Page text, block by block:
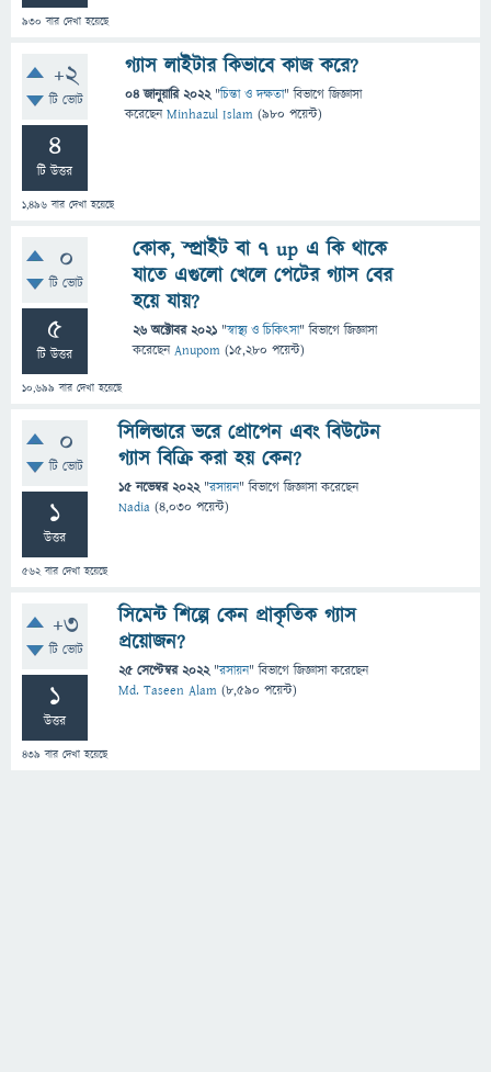
930 বার দেখা হয়েছে
+2
টি ভোট
4
টি উত্তর
1,496 বার দেখা হয়েছে
গ্যাস লাইটার কিভাবে কাজ করে?
04 জানুয়ারি 2022 "চিন্তা ও দক্ষতা" বিভাগে জিজ্ঞাসা
করেছেনMinhazul Islam (980 পয়েন্ট)
0
টি ভোট
5
টি উত্তর
10,699 বার দেখা হয়েছে
কোক, স্প্রাইট বা 7 up এ কি থাকে
যাতে এগুলো খেলে পেটের গ্যাস বের
হয়ে যায়?
26 অক্টোবর 2021 "স্বাস্থ্য ও চিকিৎসা" বিভাগে জিজ্ঞাসা
করেছেনAnupom (15,280 পয়েন্ট)
0
টি ভোট
1
উত্তর
562বার দেখা হয়েছে
সিলিন্ডারে ভরে প্রোপেন এবং বিউটেন
গ্যাস বিক্রি করা হয় কেন?
15 নভেম্বর 2022 "রসায়ন" বিভাগে জিজ্ঞাসাকরেছেন
Nadia (4,030 পয়েন্ট)
+3
টি ভোট
1
উত্তর
439 বার দেখা হয়েছে
সিমেন্ট শিল্পে কেন প্রাকৃতিক গ্যাস
প্রয়োজন?
25 সেপ্টেম্বর 2022 "রসায়ন" বিভাগে জিজ্ঞাসাকরেছেন
Md. Taseen Alam (8,590 পয়েন্ট)